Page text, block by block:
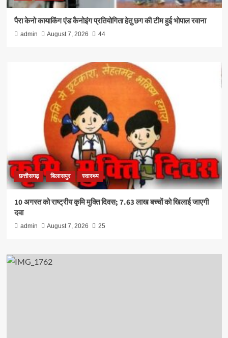
पैरा केनो कायाकिंग एंड कैनोइंग प्रतियोगिता हेतु छग की टीम हुई भोपाल रवाना
admin August 7, 2026 44
छत्तीसगढ़ बिलासपुर स्वास्थ्य
10 अगस्त को राष्ट्रीय कृमि मुक्ति दिवस; 7.63 लाख बच्चों को खिलाई जाएगी
दवा
admin August 7, 2026 25